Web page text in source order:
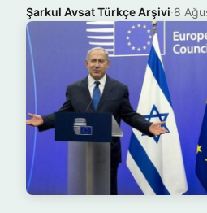
Şarkul Avsat Türkçe Arşivi·8